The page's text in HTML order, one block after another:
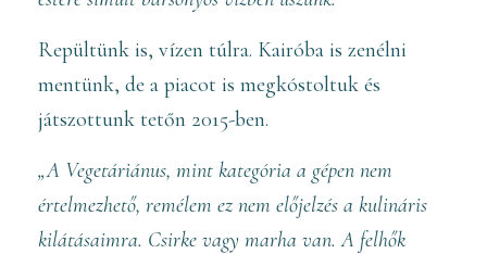
Repültünk is, vízen túlra. Kairóba is zenélni
mentünk, de a piacot is megkóstoltuk és
játszottunk tetőn 2015-ben.
„A Vegetáriánus, mint kategória a gépen nem
értelmezhető, remélem ez nem előjelzés a kulináris
kilátásaimra. Csirke vagy marha van. A felhők